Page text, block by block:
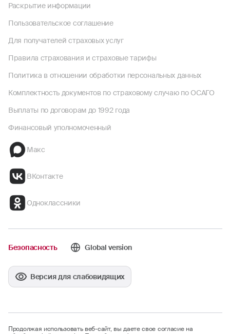
Раскрытие информации
Пользовательское соглашение
Для получателей страховых услуг
Правила страхования и страховые тарифы
Политика в отношении обработки персональных данных
Комплектность документов по страховому случаю по ОСАГО
Выплаты по договорам до 1992 года
Финансовый уполномоченный
Макс
ВКонтакте
Одноклассники
Безопасность Global version
Версия для слабовидящих
Продолжая использовать веб-сайт, вы даете свое согласие на